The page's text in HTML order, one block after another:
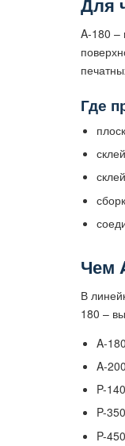
A-180 –
Где
Чем
В
180 –
A-
A-
P-
P-
P-